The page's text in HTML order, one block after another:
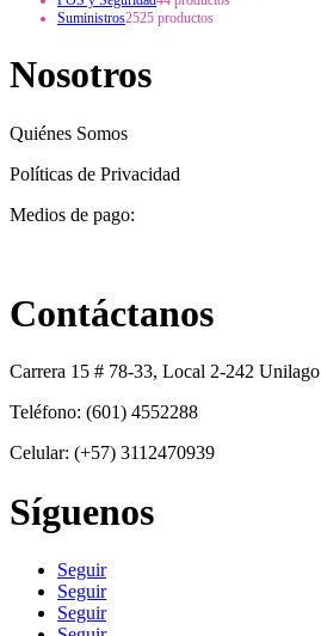
Suministros2525 productos
Nosotros
Quiénes Somos
Políticas de Privacidad
Medios de pago:
Contáctanos
Carrera 15 # 78-33, Local 2-242 Unilago
Teléfono: (601) 4552288
Celular: (+57) 3112470939
Síguenos
Seguir
Seguir
Seguir